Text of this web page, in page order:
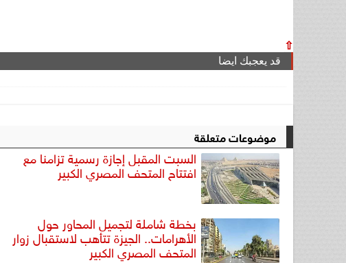
⇧
قد يعجبك ايضا
موضوعات متعلقة
السبت المقبل إجازة رسمية تزامنا مع
افتتاح المتحف المصري الكبير
بخطة شاملة لتجميل المحاور حول
الأهرامات.. الجيزة تتأهب لاستقبال زوار
المتحف المصري الكبير